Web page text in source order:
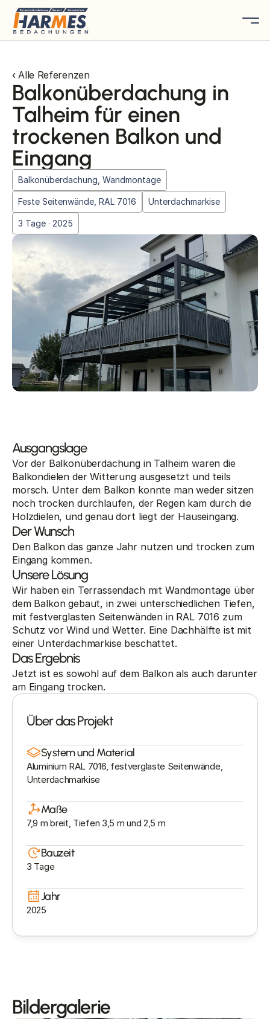
‹ Alle Referenzen
Balkonüberdachung in
Talheim für einen
trockenen Balkon und
Eingang
Balkonüberdachung, Wandmontage
Feste Seitenwände, RAL 7016 Unterdachmarkise
3 Tage · 2025
Ausgangslage
Vor der Balkonüberdachung in Talheim waren die
Balkondielen der Witterung ausgesetzt und teils
morsch. Unter dem Balkon konnte man weder sitzen
noch trocken durchlaufen, der Regen kam durch die
Holzdielen, und genau dort liegt der Hauseingang.
Der Wunsch
Den Balkon das ganze Jahr nutzen und trocken zum
Eingang kommen.
Unsere Lösung
Wir haben ein Terrassendach mit Wandmontage über
dem Balkon gebaut, in zwei unterschiedlichen Tiefen,
mit festverglasten Seitenwänden in RAL 7016 zum
Schutz vor Wind und Wetter. Eine Dachhälfte ist mit
einer Unterdachmarkise beschattet.
Das Ergebnis
Jetzt ist es sowohl auf dem Balkon als auch darunter
am Eingang trocken.
Über das Projekt
System und Material
Aluminium RAL 7016, festverglaste Seitenwände,
Unterdachmarkise
Maße
7,9 m breit, Tiefen 3,5 m und 2,5 m
Bauzeit
3 Tage
Jahr
2025
Bildergalerie